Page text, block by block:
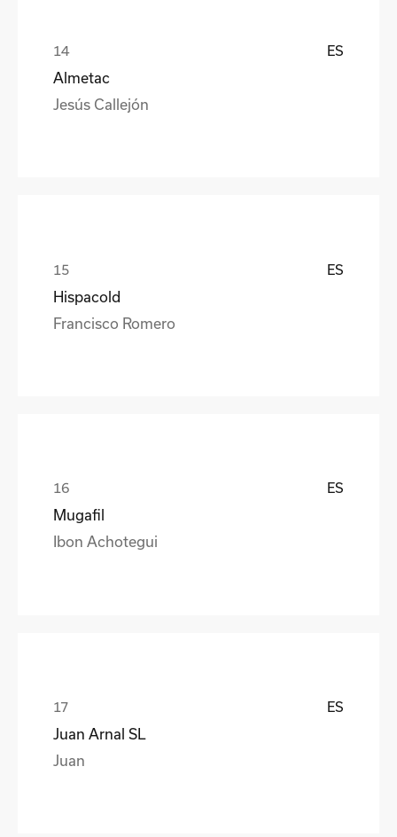
ES
Almetac
Jesús Callejón
ES
Hispacold
Francisco Romero
ES
Mugafil
Ibon Achotegui
ES
Juan Arnal SL
Juan